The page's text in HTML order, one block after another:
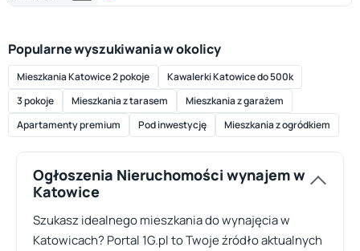
Popularne wyszukiwania w okolicy
Mieszkania Katowice 2 pokoje
Kawalerki Katowice do 500k
3 pokoje
Mieszkania z tarasem
Mieszkania z garażem
Apartamenty premium
Pod inwestycję Mieszkania z ogródkiem
Ogłoszenia Nieruchomości wynajem w
Katowice
Szukasz idealnego mieszkania do wynajęcia w
Katowicach? Portal 1G.pl to Twoje źródło aktualnych